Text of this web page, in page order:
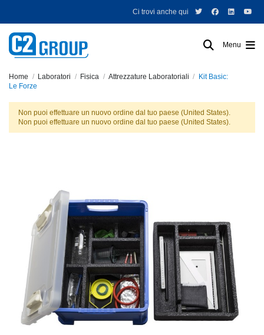
Ci trovi anche qui
Menu
Home Laboratori Fisica Attrezzature Laboratoriali
Kit Basic:
Le Forze
Non puoi effettuare un nuovo ordine dal tuo paese (United States).
Non puoi effettuare un nuovo ordine dal tuo paese (United States).